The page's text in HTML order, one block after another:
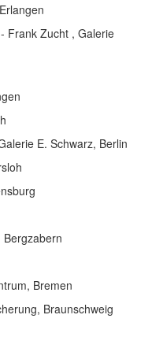
Frank Zucht , Galerie
E. Schwarz, Berlin
Bremen
Braunschweig